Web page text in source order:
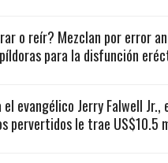
o reír? Mezclan por error
para la disfunción
el evangélico Jerry Falwell Jr.,
pervertidos le trae US$10.5